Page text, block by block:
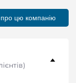
про цю компанію
)